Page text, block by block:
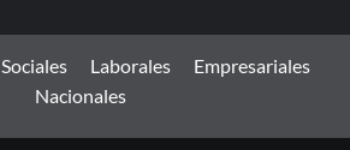
Sociales Laborales
Empresariales
Nacionales